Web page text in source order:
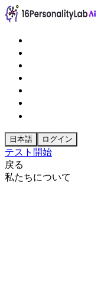
日本語 ログイン
テスト開始
戻る
私たちについて